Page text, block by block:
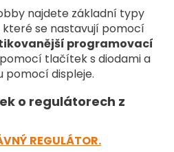
s
u
najdete základní typy
se nastavují pomocí
programovací
tlačítek s diodami a
pomocí displeje.
o regulátorech z
REGULÁTOR.